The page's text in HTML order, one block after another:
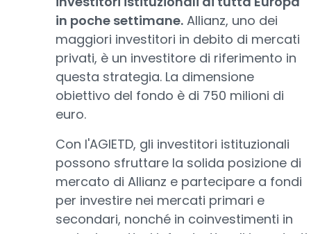
in poche settimane. Allianz, uno dei
maggiori investitori in debito di mercati
privati, è un investitore di riferimento in
questa strategia. La dimensione
obiettivo del fondo è di 750 milioni di
euro.
Con l'AGIETD, gli investitori istituzionali
possono sfruttare la solida posizione di
mercato di Allianz e partecipare a fondi
per investire nei mercati primari e
secondari, nonché in coinvestimenti in